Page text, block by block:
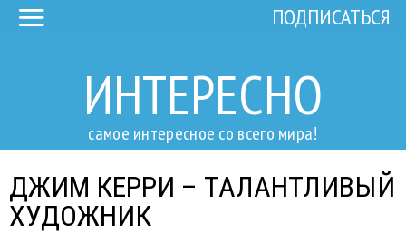
ИНТЕРЕСНО
самое интересное со всего мира!
ПОДПИСАТЬСЯ
ДЖИМ КЕРРИ – ТАЛАНТЛИВЫЙ
ХУДОЖНИК